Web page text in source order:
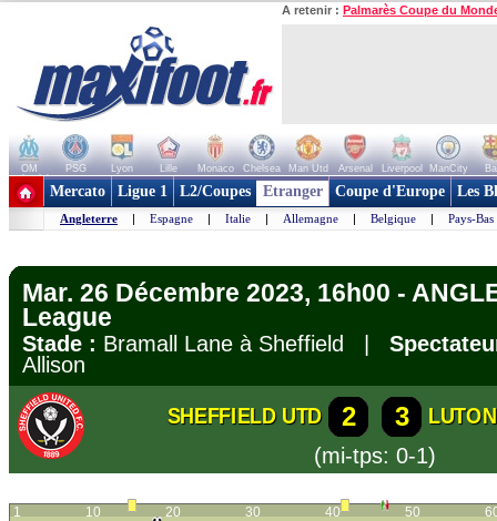
A retenir : Palmarès Coupe du
OM PSG Lyon Lille Monaco Chelsea Man Utd Arsenal Liverpool ManCity
+ de clubs
Mercato Ligue 1 L2/Coupes Etranger Coupe d'Europe Les
Angleterre | Espagne | Italie | Allemagne | Belgique | Pays-Bas
Mar. 26 Décembre 2023, 16h00 -
League
Stade : Bramall Lane à Sheffield |
Allison
SHEFFIELD UTD 2 3
(mi-tps: 0-1)
1 10 20 30 40 50